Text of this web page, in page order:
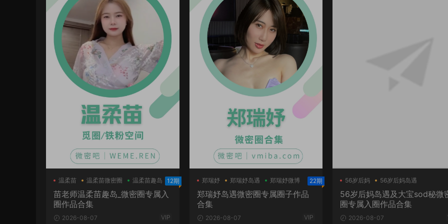
温柔苗 温柔苗微密圈 温柔苗趣岛 12期
苗老师温柔苗趣岛_微密圈专属入
圈作品合集
2026-08-07 VIP
郑瑞妤 郑瑞妤岛遇 郑瑞妤微博 22期
郑瑞妤岛遇微密圈专属圈子作品
合集
2026-08-07 VIP
56岁后妈
56岁后妈岛遇
大宝sod秘
56岁后妈岛遇及大宝sod秘微
圈专属入圈作品合集
2026-08-07